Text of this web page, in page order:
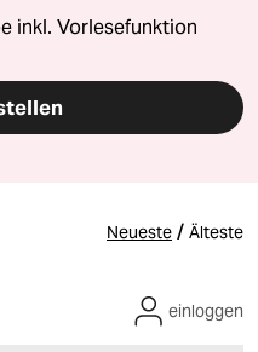
inkl. Vorlesefunktion
Neueste / Älteste
einloggen